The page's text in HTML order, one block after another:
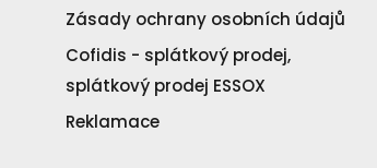
Zásady ochrany osobních údajů
Cofidis - splátkový prodej,
splátkový prodej ESSOX
Reklamace